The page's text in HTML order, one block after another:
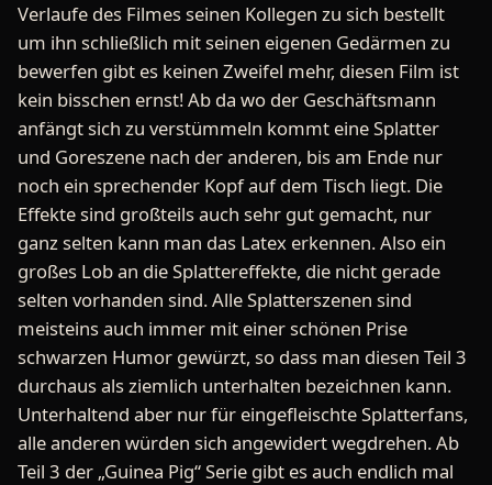
Verlaufe des Filmes seinen Kollegen zu sich bestellt
um ihn schließlich mit seinen eigenen Gedärmen zu
bewerfen gibt es keinen Zweifel mehr, diesen Film ist
kein bisschen ernst! Ab da wo der Geschäftsmann
anfängt sich zu verstümmeln kommt eine Splatter
und Goreszene nach der anderen, bis am Ende nur
noch ein sprechender Kopf auf dem Tisch liegt. Die
Effekte sind großteils auch sehr gut gemacht, nur
ganz selten kann man das Latex erkennen. Also ein
großes Lob an die Splattereffekte, die nicht gerade
selten vorhanden sind. Alle Splatterszenen sind
meisteins auch immer mit einer schönen Prise
schwarzen Humor gewürzt, so dass man diesen Teil 3
durchaus als ziemlich unterhalten bezeichnen kann.
Unterhaltend aber nur für eingefleischte Splatterfans,
alle anderen würden sich angewidert wegdrehen. Ab
Teil 3 der „Guinea Pig“ Serie gibt es auch endlich mal